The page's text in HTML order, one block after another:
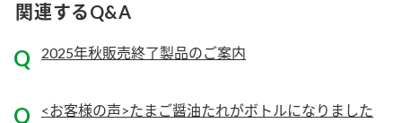
ロングセラー商品 ＋ おすすめレシピ
人気商品 ＋ おすすめレシピ
関連するQ&A
2025年秋販売終了製品のご案内
<お客様の声>たまご醤油たれがボトルになりました